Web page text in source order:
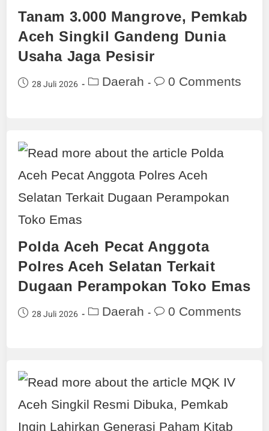
Tanam 3.000 Mangrove, Pemkab
Aceh Singkil Gandeng Dunia
Usaha Jaga Pesisir
28 Juli 2026 Daerah 0 Comments
Polda Aceh Pecat Anggota
Polres Aceh Selatan Terkait
Dugaan Perampokan Toko Emas
28 Juli 2026 Daerah 0 Comments